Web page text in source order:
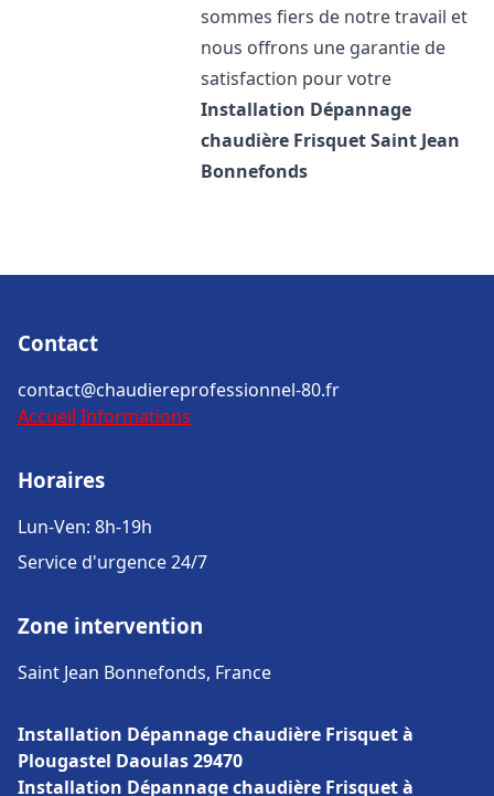
sommes fiers de notre travail et
nous offrons une garantie de
satisfaction pour votre
Installation Dépannage
chaudière FrisquetSaint Jean
Bonnefonds
Contact
contact@chaudiereprofessionnel-80.fr
Accueil Informations
Horaires
Lun-Ven: 8h-19h
Service d'urgence 24/7
Zone intervention
Saint Jean Bonnefonds, France
Installation Dépannage chaudière Frisquet à
Plougastel Daoulas 29470
Installation Dépannage chaudière Frisquet à